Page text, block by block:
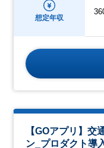
想定年収
【GOアプリ】交
ン_プロダクト導